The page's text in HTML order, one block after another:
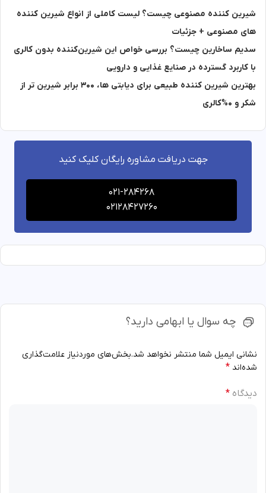
شیرین کننده مصنوعی چیست؟ لیست کاملی از انواع شیرین کننده
های مصنوعی + جزئیات
سدیم ساخارین چیست؟ بررسی خواص این شیرین‌کننده بدون کالری
با کاربرد گسترده در صنایع غذایی و دارویی
بهترین شیرین کننده طبیعی برای دیابتی ها، 300 برابر شیرین تر از
شکر و 0%کالری
جهت دریافت مشاوره رایگان کلیک کنید
021-284268
02128427260
چه سوال یا ابهامی دارید؟
نشانی ایمیل شما منتشر نخواهد شد.بخش‌های موردنیاز علامت‌گذاری
شده‌اند *
دیدگاه *